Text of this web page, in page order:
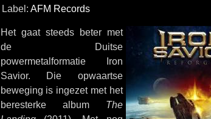
Label: AFM Records
Het gaat steeds beter met
de Duitse
powermetalformatie Iron
Savior. Die opwaartse
beweging is ingezet met het
beresterke album The